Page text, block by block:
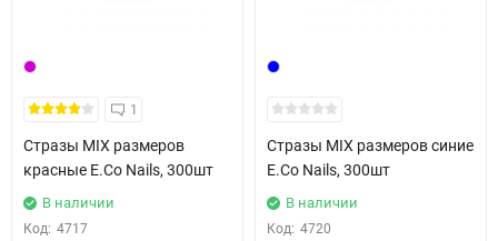
1
Стразы MIX размеров
красные E.Co Nails, 300шт
В наличии
Код: 4717
Стразы MIX размеров синие
E.Co Nails, 300шт
В наличии
Код: 4720